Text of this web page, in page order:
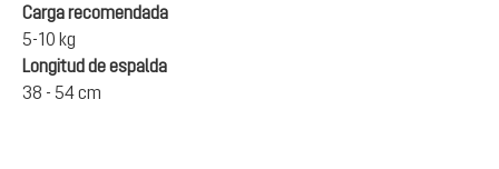
Carga recomendada
5-10 kg
Longitud de espalda
38 - 54 cm